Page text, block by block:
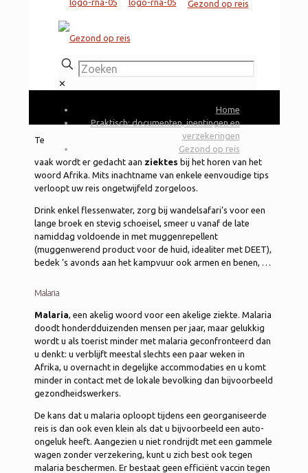
✕
Home
Praktisch: documenten, inentingen en
verzekeringen
Gezond op reis
Te
vaak wordt er gedacht aan ziektes bij het horen van het
woord Afrika. Mits inachtname van enkele eenvoudige tips
verloopt uw reis ongetwijfeld zorgeloos.
Drink enkel flessenwater, zorg bij wandelsafari’s voor een
lange broek en stevig schoeisel, smeer u vanaf de late
namiddag voldoende in met muggenrepellent
(muggenwerend product voor de huid, idealiter met DEET),
bedek ’s avonds aan het kampvuur ook armen en benen, …
Malaria
Malaria , een akelig woord voor een akelige ziekte. Malaria
doodt honderdduizenden mensen per jaar, maar gelukkig
wordt u als toerist minder met malaria geconfronteerd dan
u denkt: u verblijft meestal slechts een paar weken in
Afrika, u overnacht in degelijke accommodaties en u komt
minder in contact met de lokale bevolking dan bijvoorbeeld
gezondheidswerkers.
De kans dat u malaria oploopt tijdens een georganiseerde
reis is dan ook even klein als dat u bijvoorbeeld een auto-
ongeluk heeft. Aangezien u niet rondrijdt met een gammele
wagen zonder verzekering, kunt u zich best ook tegen
malaria beschermen. Er bestaat geen efficiënt vaccin tegen